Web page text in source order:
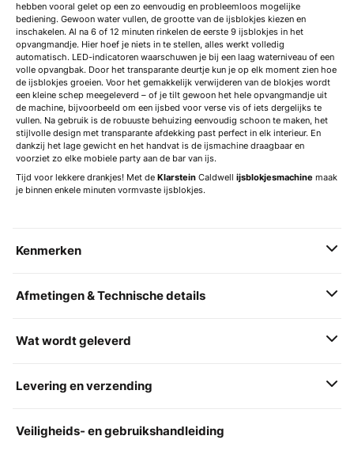
hebben vooral gelet op een zo eenvoudig en probleemloos mogelijke
bediening. Gewoon water vullen, de grootte van de ijsblokjes kiezen en
inschakelen. Al na 6 of 12 minuten rinkelen de eerste 9 ijsblokjes in het
opvangmandje. Hier hoef je niets in te stellen, alles werkt volledig
automatisch. LED-indicatoren waarschuwen je bij een laag waterniveau of een
volle opvangbak. Door het transparante deurtje kun je op elk moment zien hoe
de ijsblokjes groeien. Voor het gemakkelijk verwijderen van de blokjes wordt
een kleine schep meegeleverd – of je tilt gewoon het hele opvangmandje uit
de machine, bijvoorbeeld om een ijsbed voor verse vis of iets dergelijks te
vullen. Na gebruik is de robuuste behuizing eenvoudig schoon te maken, het
stijlvolle design met transparante afdekking past perfect in elk interieur. En
dankzij het lage gewicht en het handvat is de ijsmachine draagbaar en
voorziet zo elke mobiele party aan de bar van ijs.
Tijd voor lekkere drankjes! Met de Klarstein Caldwell ijsblokjesmachine maak
je binnen enkele minuten vormvaste ijsblokjes.
Kenmerken
Afmetingen & Technische details
Wat wordt geleverd
Levering en verzending
Veiligheids- en gebruikshandleiding